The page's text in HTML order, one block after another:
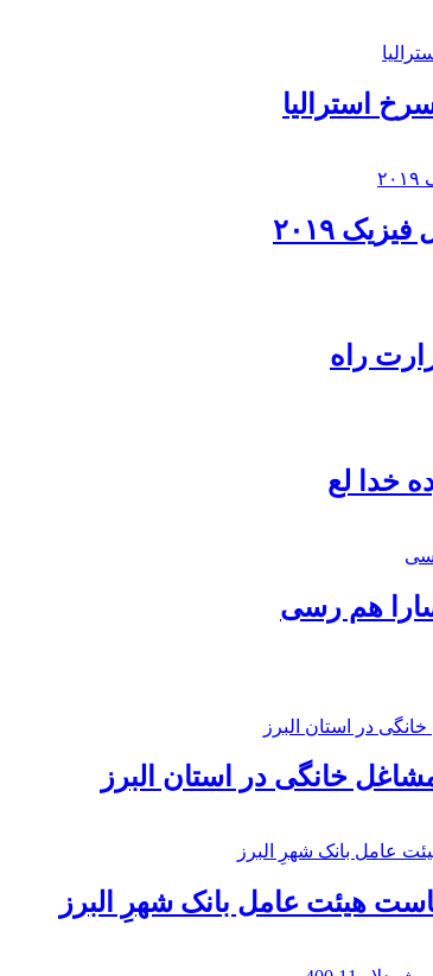
استرالیا
۲۰۱۹
راه
خدا لع
هم رسی
خانگی در استان البرز
هیئت عامل بانک شهرِ البرز